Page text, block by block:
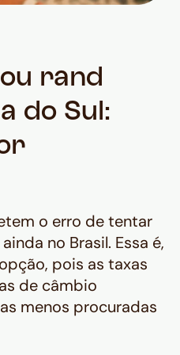
rand
do Sul:
o erro de tentar
no Brasil. Essa é,
pois as taxas
de câmbio
menos procuradas